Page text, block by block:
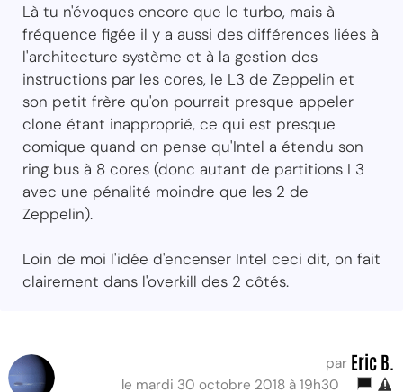
Là tu n'évoques encore que le turbo, mais à
fréquence figée il y a aussi des différences liées à
l'architecture système et à la gestion des
instructions par les cores, le L3 de Zeppelin et
son petit frère qu'on pourrait presque appeler
clone étant inapproprié, ce qui est presque
comique quand on pense qu'Intel a étendu son
ring bus à 8 cores (donc autant de partitions L3
avec une pénalité moindre que les 2 de
Zeppelin).
Loin de moi l'idée d'encenser Intel ceci dit, on fait
clairement dans l'overkill des 2 côtés.
par Eric B.
le mardi 30 octobre 2018 à 19h30